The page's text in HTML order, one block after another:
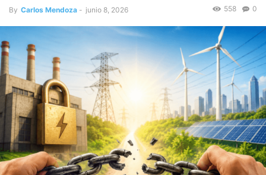
By Carlos Mendoza - junio 8, 2026 0
558